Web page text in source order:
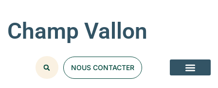
Champ Vallon
NOUS CONTACTER